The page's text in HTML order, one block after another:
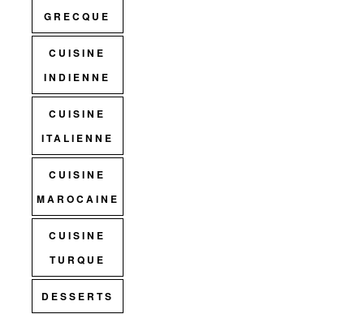
GRECQUE
CUISINE
INDIENNE
CUISINE
ITALIENNE
CUISINE
MAROCAINE
CUISINE
TURQUE
DESSERTS